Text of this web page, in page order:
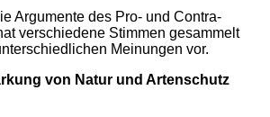
Argumente des Pro- und Contra-
verschiedene Stimmen gesammelt
Meinungen vor.
von Natur und Artenschutz